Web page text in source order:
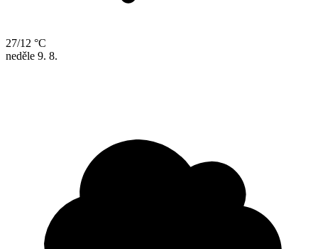
27/12 °C
neděle 9. 8.